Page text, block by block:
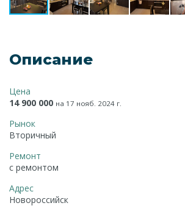
Описание
Цена
14 900 000 на 17 нояб. 2024 г.
Рынок
Вторичный
Ремонт
с ремонтом
Адрес
Новороссийск